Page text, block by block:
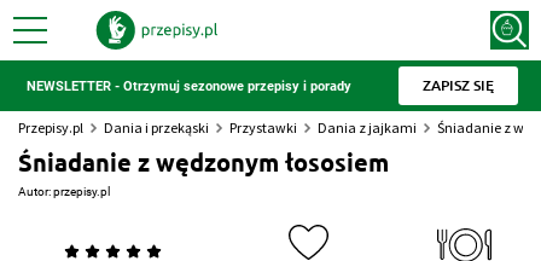
NEWSLETTER - Otrzymuj sezonowe przepisy i porady ZAPISZ SIĘ
Przepisy.pl Dania i przekąski Przystawki Dania z jajkami Śniadanie z
Śniadanie z wędzonym łososiem
Autor:przepisy.pl